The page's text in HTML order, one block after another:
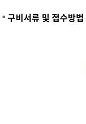
구비서류 및 접수방법